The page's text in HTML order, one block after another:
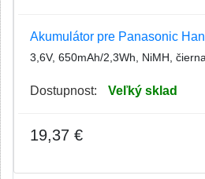
Akumulátor pre Panasonic
3,6V, 650mAh/2,3Wh, NiMH, čierna
Dostupnost: Veľký sklad
19,37 €